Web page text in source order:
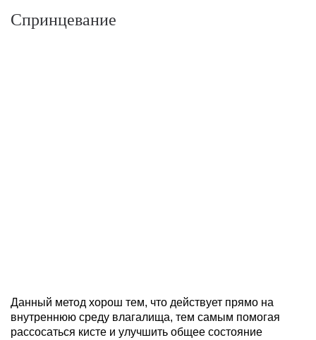
Спринцевание
Данный метод хорош тем, что действует прямо на
внутреннюю среду влагалища, тем самым помогая
рассосаться кисте и улучшить общее состояние